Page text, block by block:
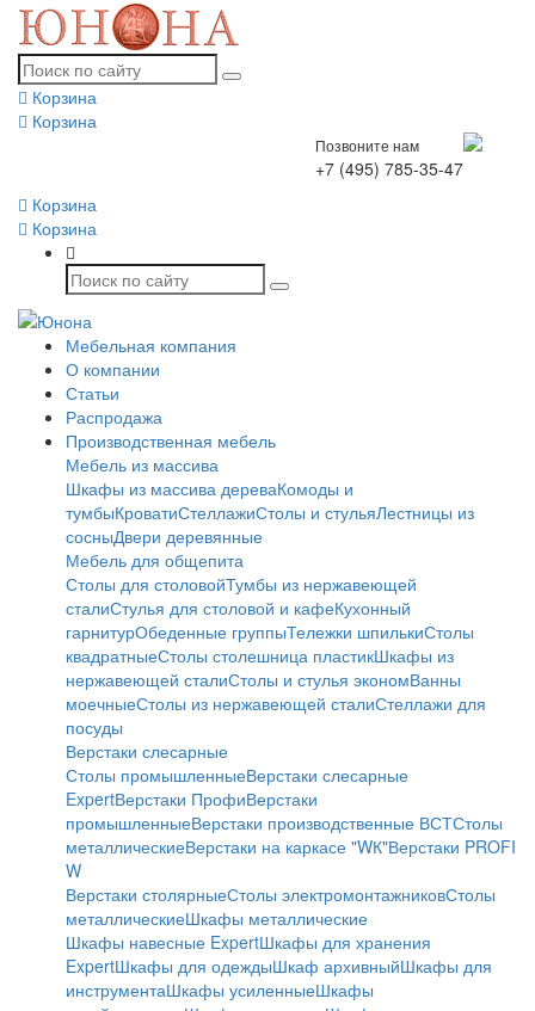
Корзина
Корзина
Позвоните нам
+7 (495) 785-35-47
Корзина
Корзина
Мебельная компания
О компании
Статьи
Распродажа
Производственная мебель
Мебель из массива
Шкафы из массива дереваКомоды и
тумбыКроватиСтеллажиСтолы и стульяЛестницы из
сосныДвери деревянные
Мебель для общепита
Столы для столовойТумбы из нержавеющей
сталиСтулья для столовой и кафеКухонный
гарнитурОбеденные группыТележки шпилькиСтолы
квадратныеСтолы столешница пластикШкафы из
нержавеющей сталиСтолы и стулья экономВанны
моечныеСтолы из нержавеющей сталиСтеллажи для
посуды
Верстаки слесарные
Столы промышленныеВерстаки слесарные
ExpertВерстаки ПрофиВерстаки
промышленныеВерстаки производственные ВСТСтолы
металлическиеВерстаки на каркасе "WК"Верстаки PROFI
W
Верстаки столярныеСтолы электромонтажниковСтолы
металлическиеШкафы металлические
Шкафы навесные ExpertШкафы для хранения
ExpertШкафы для одеждыШкаф архивныйШкафы для
инструментаШкафы усиленныеШкафы